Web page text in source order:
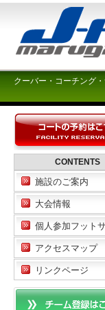
クーバー・コーチング
CONTENTS
施設のご案内
大会情報
個人参加フット
アクセスマップ
リンクページ